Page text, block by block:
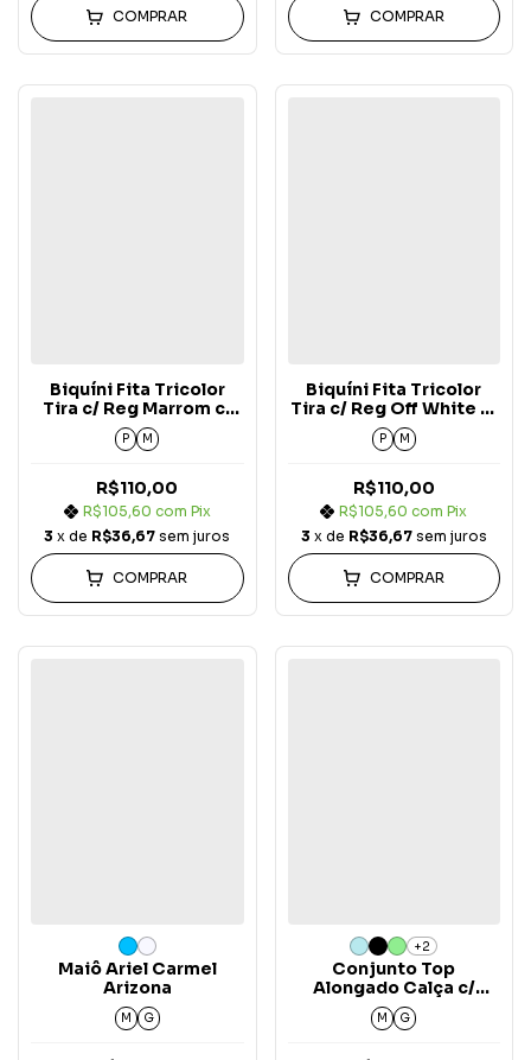
COMPRAR COMPRAR
Biquíni Fita Tricolor
Tira c/ Reg Marrom c/
Azul Bebê e Off White
Carmel Arizona (Alça
P M
R$110,00
R$105,60 com Pix
3 x de R$36,67 sem juros
COMPRAR
Biquíni Fita Tricolor
Tira c/ Reg Off White c/
Marrom e Azul Bebê
Carmel Arizona (Alça
P M
R$110,00
R$105,60com Pix
3 x de R$36,67 sem juros
COMPRAR
Maiô Ariel Carmel
Arizona
M G
+2
Conjunto Top
Alongado Calça c/
Bolso Chocker VII
M G